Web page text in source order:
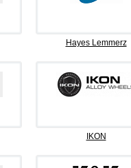
Hayes Lemmerz
IKON